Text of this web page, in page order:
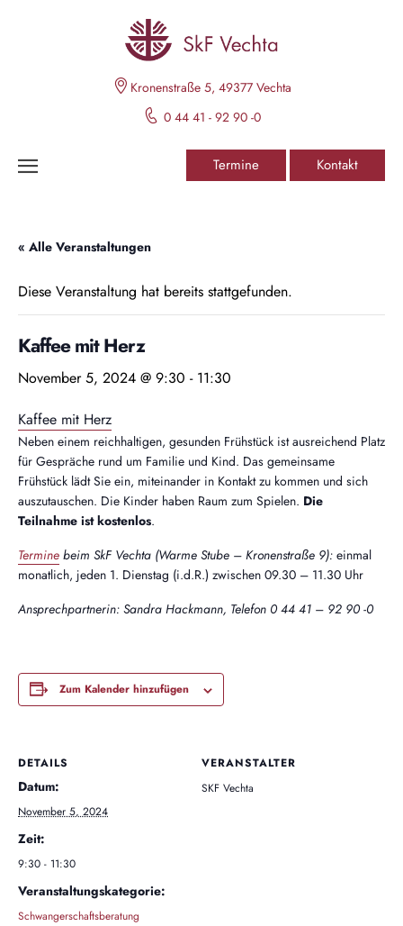
Kronenstraße 5, 49377 Vechta
0 44 41 - 92 90 -0
Termine Kontakt
« Alle Veranstaltungen
Diese Veranstaltung hat bereits stattgefunden.
Kaffee mit Herz
November 5, 2024 @ 9:30 - 11:30
Kaffee mit Herz
Neben einem reichhaltigen, gesunden Frühstück ist ausreichend Platz
für Gespräche rund um Familie und Kind. Das gemeinsame
Frühstück lädt Sie ein, miteinander in Kontakt zu kommen und sich
auszutauschen. Die Kinder haben Raum zum Spielen. Die
Teilnahme ist kostenlos.
Termine beim SkF Vechta (Warme Stube – Kronenstraße 9): einmal
monatlich, jeden 1. Dienstag (i.d.R.) zwischen 09.30 – 11.30 Uhr
Ansprechpartnerin: Sandra Hackmann, Telefon 0 44 41 – 92 90 -0
Zum Kalender hinzufügen
DETAILS
Datum:
November 5, 2024
Zeit:
9:30 - 11:30
Veranstaltungskategorie:
Schwangerschaftsberatung
VERANSTALTER
SKF Vechta